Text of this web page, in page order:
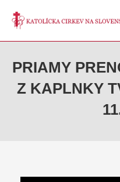
PRIAMY
Z KAPLNKY